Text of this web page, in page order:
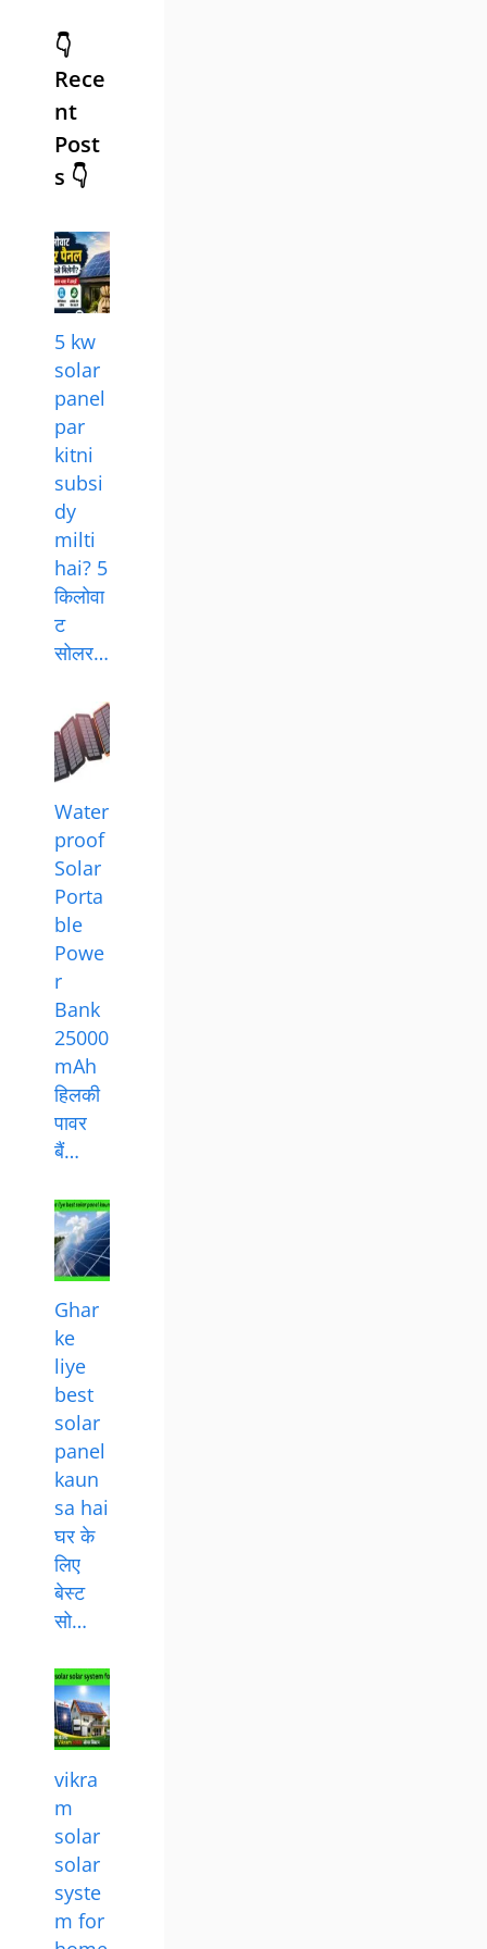
👇
Rece
nt
Post
s 👇
5 kw
solar
panel
par
kitni
subsi
dy
milti
hai? 5
किलोवा
ट
सोलर…
Water
proof
Solar
Porta
ble
Powe
r
Bank
25000
mAh
हिलकी
पावर
बैं…
Ghar
ke
liye
best
solar
panel
kaun
sa hai
घर के
लिए
बेस्ट
सो…
vikra
m
solar
solar
syste
m for